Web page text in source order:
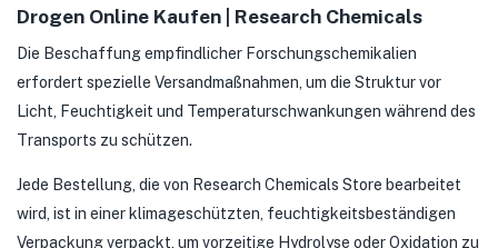
Drogen Online Kaufen | Research Chemicals
Die Beschaffung empfindlicher Forschungschemikalien
erfordert spezielle Versandmaßnahmen, um die Struktur vor
Licht, Feuchtigkeit und Temperaturschwankungen während des
Transports zu schützen.
Jede Bestellung, die von Research Chemicals Store bearbeitet
wird, ist in einer klimageschützten, feuchtigkeitsbeständigen
Verpackung verpackt, um vorzeitige Hydrolyse oder Oxidation zu